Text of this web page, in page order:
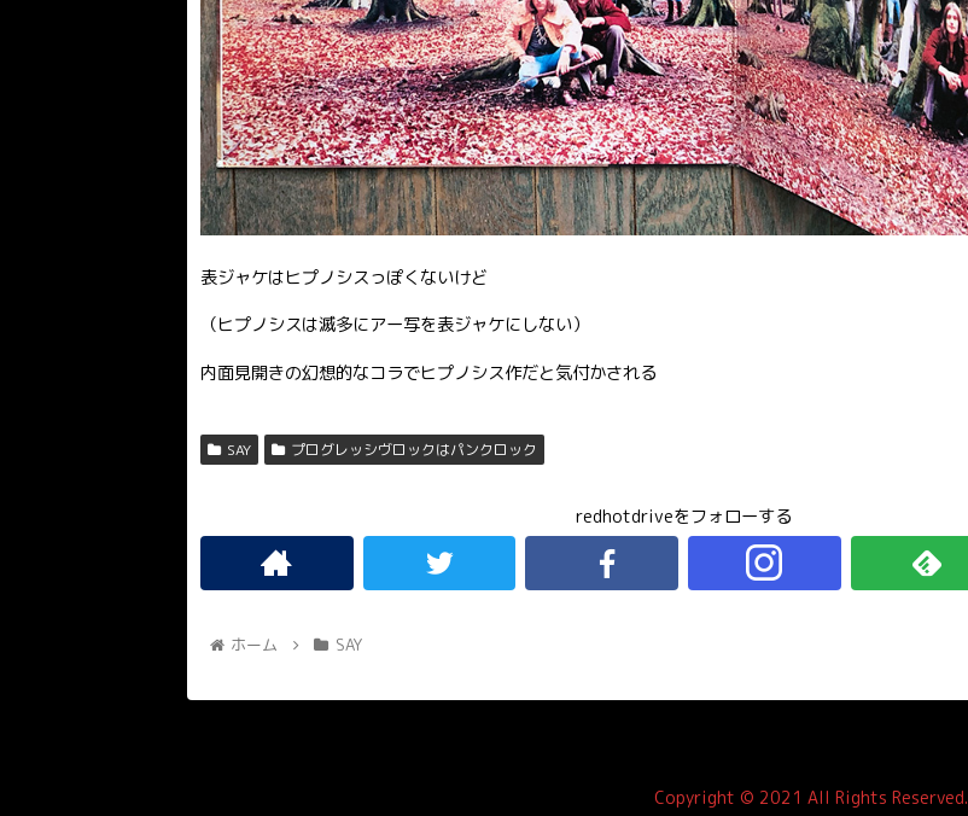
表ジャケはヒプノシスっぽくないけど
（ヒプノシスは滅多にアー写を表ジャケにしない）
内面見開きの幻想的なコラでヒプノシス作だと気付かされる
SAY プログレッシヴロックはパンクロック
redhotdriveをフォローする
ホーム SAY
Copyright © 2021 All Rights Reserved.